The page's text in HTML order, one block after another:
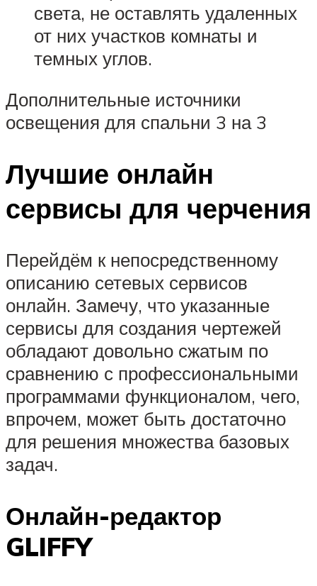
света, не оставлять удаленных
от них участков комнаты и
темных углов.
Дополнительные источники
освещения для спальни 3 на 3
Лучшие онлайн
сервисы для черчения
Перейдём к непосредственному
описанию сетевых сервисов
онлайн. Замечу, что указанные
сервисы для создания чертежей
обладают довольно сжатым по
сравнению с профессиональными
программами функционалом, чего,
впрочем, может быть достаточно
для решения множества базовых
задач.
Онлайн-редактор
GLIFFY